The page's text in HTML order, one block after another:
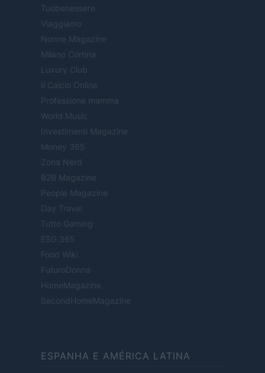
Tuobenessere
Viaggiamo
Nonne Magazine
Milano Cortina
Luxury Club
Il Calcio Online
Professione mamma
World Music
Investimenti Magazine
Money 365
Zona Nerd
B2B Magazine
People Magazine
Day Travel
Tutto Gaming
ESG 365
Food Wiki
FuturoDonna
HomeMagazine
SecondHomeMagazine
ESPANHA E AMÉRICA LATINA